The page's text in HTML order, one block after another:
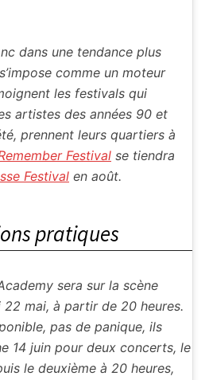
dans une tendance plus
comme un moteur
les festivals qui
artistes des années 90 et
prennent leurs quartiers à
Festival se tiendra
Festival en août.
pratiques
sera sur la scène
mai, à partir de 20 heures.
pas de panique, ils
14 juin pour deux concerts, le
le deuxième à 20 heures,